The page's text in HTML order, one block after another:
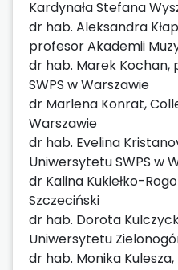
Kardynała Stefana
dr hab. Aleksandra
profesor Akademii
dr hab. Marek
SWPS w Warszawie
dr Marlena Konrat,
Warszawie
dr hab. Evelina
Uniwersytetu SWPS w
dr Kalina Kukiełko-
Szczeciński
dr hab. Dorota
Uniwersytetu
dr hab. Monika